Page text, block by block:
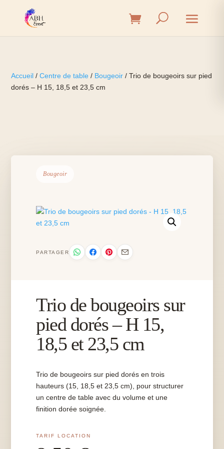
Accueil /Centre de table / Bougeoir / Trio de bougeoirs sur pied
dorés – H 15, 18,5 et 23,5 cm
Bougeoir
PARTAGER
Trio de bougeoirs sur
pied dorés – H 15,
18,5 et 23,5 cm
Trio de bougeoirs sur pied dorés en trois
hauteurs (15, 18,5 et 23,5 cm), pour structurer
un centre de table avec du volume et une
finition dorée soignée.